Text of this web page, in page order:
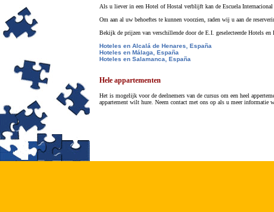
Als u liever in een Hotel of Hostal verblijft kan de Escuela Internacional
Om aan al uw behoeftes te kunnen voorzien, raden wij u aan de
Bekijk de prijzen van verschillende door de E.I. geselecteerde Hotels en
Hoteles en Alcalá de Henares, España
Hoteles en Málaga, España
Hoteles en Salamanca, España
Hele appartementen
Het is mogelijk voor de deelnemers van de cursus om een heel
appartement wilt hure. Neem contact met ons op als u meer informatie